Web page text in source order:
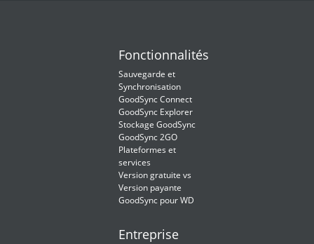
Fonctionnalités
Sauvegarde et
Synchronisation
GoodSync Connect
GoodSync Explorer
Stockage GoodSync
GoodSync 2GO
Plateformes et
services
Version gratuite vs
Version payante
GoodSync pour WD
Entreprise